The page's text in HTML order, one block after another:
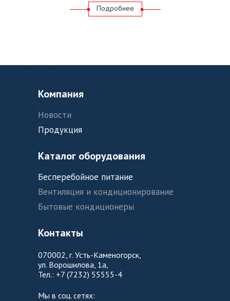
Подробнее
Компания
Новости
Продукция
Каталог оборудования
Бесперебойное питание
Вентиляция и кондиционирование
Бытовые кондиционеры
Контакты
070002, г. Усть-Каменогорск,
ул. Ворошилова, 1а,
Тел.: +7 (7232) 55555-4
Мы в соц. сетях: